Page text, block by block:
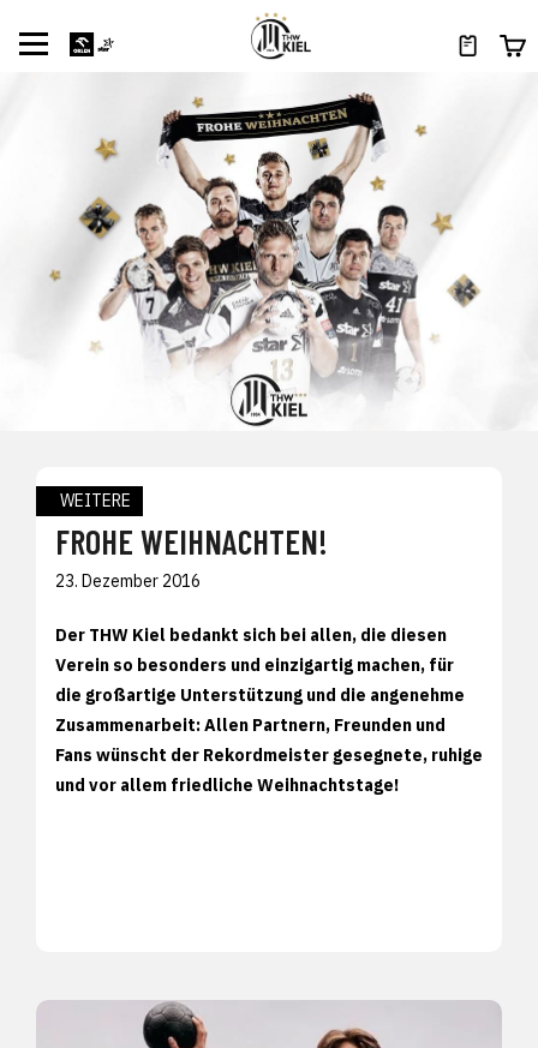
WEITERE
FROHE WEIHNACHTEN!
23. Dezember 2016
Der THW Kiel bedankt sich bei allen, die diesen
Verein so besonders und einzigartig machen, für
die großartige Unterstützung und die angenehme
Zusammenarbeit: Allen Partnern, Freunden und
Fans wünscht der Rekordmeister gesegnete, ruhige
und vor allem friedliche Weihnachtstage!